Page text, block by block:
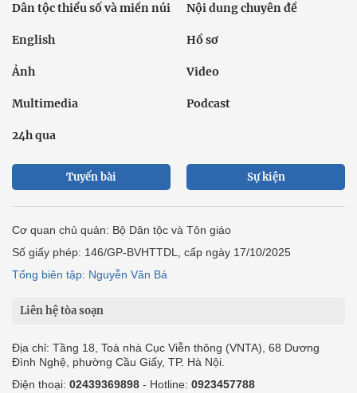
Dân tộc thiểu số và miền núi Nội dung chuyên đề
English Hồ sơ
Ảnh Video
Multimedia Podcast
24h qua
Tuyến bài Sự kiện
Cơ quan chủ quản: Bộ Dân tộc và Tôn giáo
Số giấy phép: 146/GP-BVHTTDL, cấp ngày 17/10/2025
Tổng biên tập: Nguyễn Văn Bá
Liên hệ tòa soạn
Địa chỉ: Tầng 18, Toà nhà Cục Viễn thông (VNTA), 68 Dương
Đình Nghệ, phường Cầu Giấy, TP. Hà Nội.
Điện thoại: 02439369898 - Hotline: 0923457788